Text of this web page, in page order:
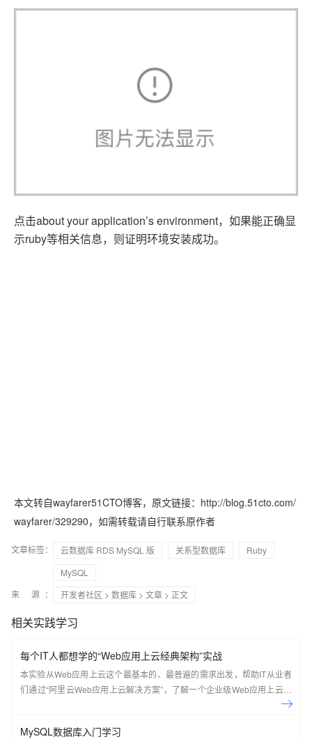
点击about your application’s environment，如果能正确显
示ruby等相关信息，则证明环境安装成功。
本文转自wayfarer51CTO博客，原文链接：http://blog.51cto.com/
wayfarer/329290，如需转载请自行联系原作者
文章标签： 云数据库 RDS MySQL 版 关系型数据库
Ruby
MySQL
来 源：
开发者社区 > 数据库 > 文章 > 正文
相关实践学习
每个IT人都想学的“Web应用上云经典架构”实战
本实验从Web应用上云这个最基本的、最普遍的需求出发，帮助IT从业者
们通过“阿里云Web应用上云解决方案”，了解一个企业级Web应用上云的
MySQL数据库入门学习